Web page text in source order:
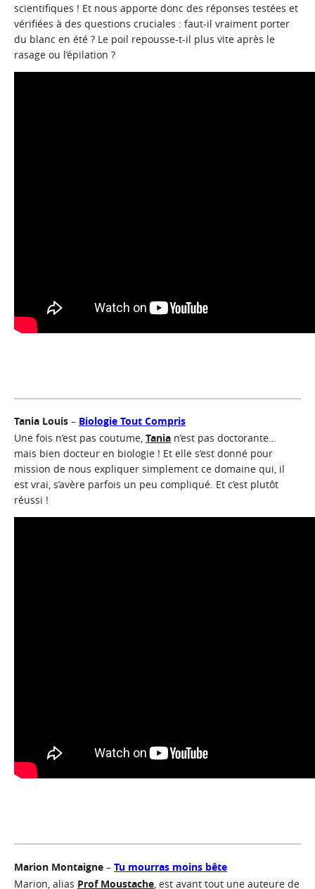
scientifiques ! Et nous apporte donc des réponses testées et
vérifiées à des questions cruciales : faut-il vraiment porter
du blanc en été ? Le poil repousse-t-il plus vite après le
rasage ou l’épilation ?
Tania Louis – Biologie Tout Compris
Une fois n’est pas coutume, Tania n’est pas doctorante…
mais bien docteur en biologie ! Et elle s’est donné pour
mission de nous expliquer simplement ce domaine qui, il
est vrai, s’avère parfois un peu compliqué. Et c’est plutôt
réussi !
Marion Montaigne – Tu mourras moins bête
Marion, alias Prof Moustache, est avant tout une auteure de